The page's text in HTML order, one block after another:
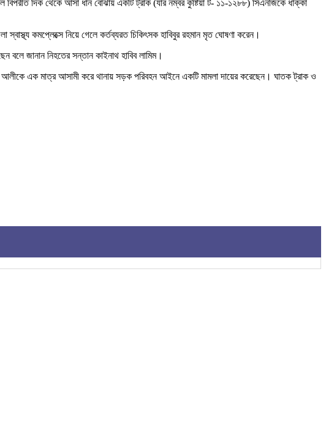
বিপরীত দিক থেকে আসা ধান বোঝায় একটি ট্রাক (যার নম্বর কুষ্টিয়া ট- ১১-১২৮৮) সিএনজিকে ধাক্কা
স্বাস্থ্য কমপ্লেক্সে নিয়ে গেলে কর্তব্যরত চিকিৎসক হাবিবুর রহমান মৃত ঘোষণা করেন।
জানান নিহতের সন্তান কাইনাথ হাবিব লামিম।
আলীকে এক মাত্র আসামী করে থানায় সড়ক পরিবহন আইনে একটি মামলা দায়ের করেছেন। ঘাতক ট্রাক ও